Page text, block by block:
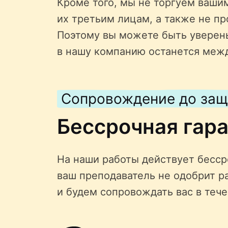
Кроме того, мы не торгуем
их третьим лицам, а также не
Поэтому вы можете быть
в нашу компанию останется
Сопровождение до
Бессрочная
На наши работы действует
ваш преподаватель не одобрит
и будем сопровождать вас в